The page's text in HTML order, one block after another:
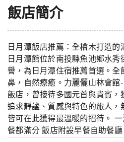
飯店簡介
日月潭飯店推薦：全檜木打造
日月潭館位於南投縣魚池鄉水
譽，為日月潭住宿推薦首選。
鼻，自然療癒。力麗儷山林會館
飯店，曾接待多國元首與貴賓
追求靜謐、質感與特色的旅人，
皆可在此獲得最溫暖的招待。
餐都滿分 飯店附設早餐自助餐